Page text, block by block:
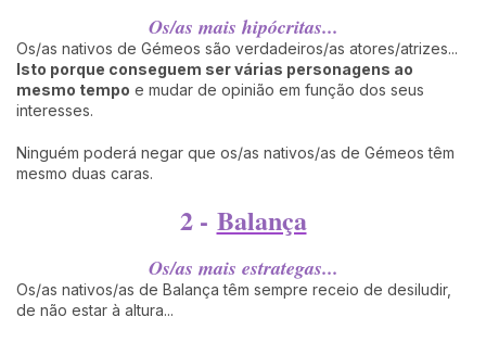
Os/as mais hipócritas...
Os/as nativos de Gémeos são verdadeiros/as atores/atrizes...
Isto porque conseguem ser várias personagens ao
mesmo tempo e mudar de opinião em função dos seus
interesses.
Ninguém poderá negar que os/as nativos/as de Gémeos têm
mesmo duas caras.
2 - Balança
Os/as mais estrategas...
Os/as nativos/as de Balança têm sempre receio de desiludir,
de não estar à altura...